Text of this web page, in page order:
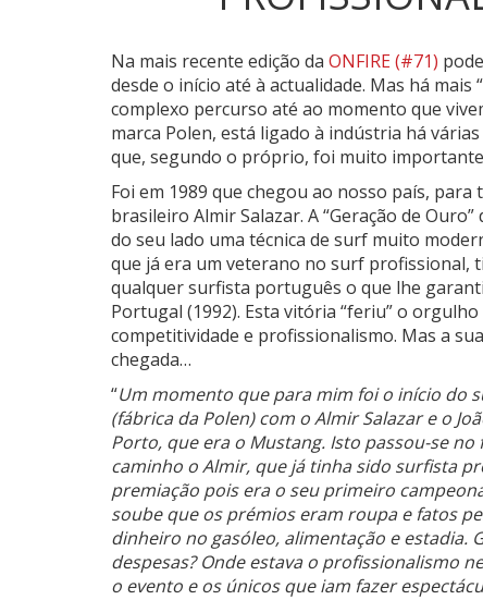
Na mais recente edição da ONFIRE (#71)
desde o início até à actualidade. Mas há mais
complexo percurso até ao momento que
marca Polen, está ligado à indústria há
que, segundo o próprio, foi muito importante
Foi em 1989 que chegou ao nosso país,
brasileiro Almir Salazar. A “Geração de
do seu lado uma técnica de surf muito
que já era um veterano no surf profissional,
qualquer surfista português o que lhe
Portugal (1992). Esta vitória “feriu” o
competitividade e profissionalismo. Mas a
chegada…
“Um momento que para mim foi o início do
(fábrica da Polen) com o Almir Salazar e o
Porto, que era o Mustang. Isto passou-se
caminho o Almir, que já tinha sido surfista
premiação pois era o seu primeiro
soube que os prémios eram roupa e fatos
dinheiro no gasóleo, alimentação e estadia.
despesas? Onde estava o profissionalismo
o evento e os únicos que iam fazer